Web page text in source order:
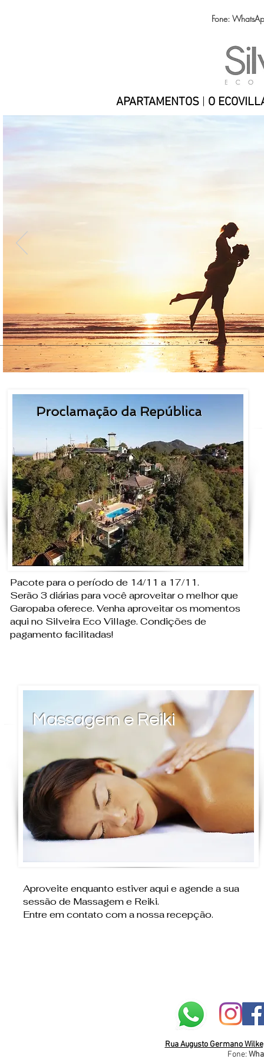
Fone:
APARTAMENTOS | O
Proclamação da República
Pacote para o período de 14/11 a 17/11.
Serão 3 diárias para você aproveitar o melhor que
Garopaba oferece. Venha aproveitar os momentos
aqui no Silveira Eco Village. Condições de
pagamento facilitadas!
Massagem e Reiki
Aproveite enquanto estiver aqui e agende a sua
sessão de Massagem e Reiki.
Entre em contato com a nossa recepção.
Rua Augusto Germano
Fone: